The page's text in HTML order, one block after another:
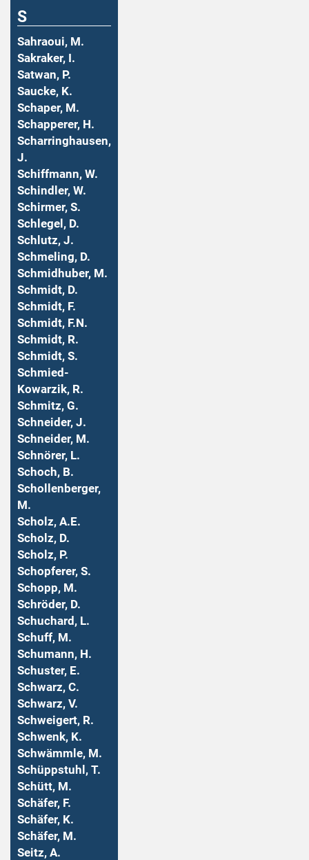
S
Sahraoui, M.
Sakraker, I.
Satwan, P.
Saucke, K.
Schaper, M.
Schapperer, H.
Scharringhausen,
J.
Schiffmann, W.
Schindler, W.
Schirmer, S.
Schlegel, D.
Schlutz, J.
Schmeling, D.
Schmidhuber, M.
Schmidt, D.
Schmidt, F.
Schmidt, F.N.
Schmidt, R.
Schmidt, S.
Schmied-
Kowarzik, R.
Schmitz, G.
Schneider, J.
Schneider, M.
Schnörer, L.
Schoch, B.
Schollenberger,
M.
Scholz, A.E.
Scholz, D.
Scholz, P.
Schopferer, S.
Schopp, M.
Schröder, D.
Schuchard, L.
Schuff, M.
Schumann, H.
Schuster, E.
Schwarz, C.
Schwarz, V.
Schweigert, R.
Schwenk, K.
Schwämmle, M.
Schüppstuhl, T.
Schütt, M.
Schäfer, F.
Schäfer, K.
Schäfer, M.
Seitz, A.